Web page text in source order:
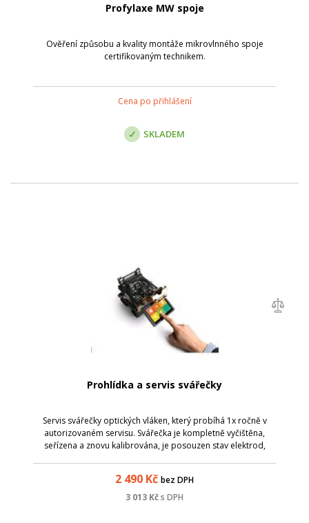
Profylaxe MW spoje
Ověření způsobu a kvality montáže mikrovlnného spoje
certifikovaným technikem.
Cena po přihlášení
SKLADEM
Prohlídka a servis svářečky
Servis svářečky optických vláken, který probíhá 1x ročně v
autorizovaném servisu. Svářečka je kompletně vyčištěna,
seřízena a znovu kalibrována, je posouzen stav elektrod,
2 490 Kč bez DPH
3 013 Kčs DPH